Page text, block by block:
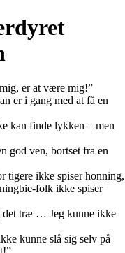
er at være mig!”
er i gang med at få en
kan finde lykken – men
god ven, bortset fra en
tigere ikke spiser honning,
folk ikke spiser
det træ … Jeg kunne ikke
kunne slå sig selv på